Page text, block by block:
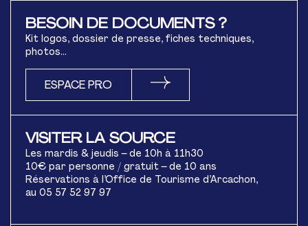
BESOIN DE DOCUMENTS ?
Kit logos, dossier de presse, fiches techniques,
photos…
ESPACE PRO
VISITER LA SOURCE
Les mardis & jeudis – de 10h à 11h30
10€ par personne / gratuit – de 10 ans
Réservations à l’Office de Tourisme d’Arcachon,
au 05 57 52 97 97